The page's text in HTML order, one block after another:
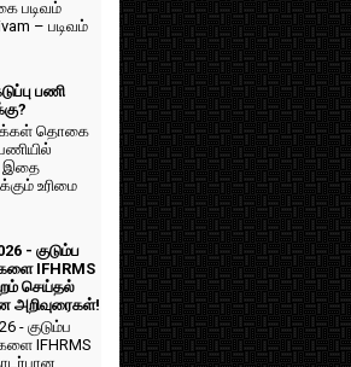
படிவம்
– படிவம்
பணி
மக்கள் தொகை
இதை
உரிமை
- குடும்ப
IFHRMS
செய்தல்
அறிவுரைகள்!
- குடும்ப
IFHRMS